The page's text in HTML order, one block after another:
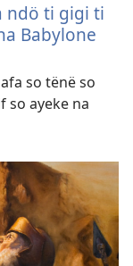
ndö ti gigi ti
Babylone
so tënë so
so ayeke na